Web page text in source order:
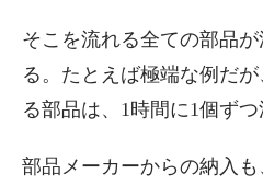
そこを流れる全ての部品
る。たとえば極端な例だ
る部品は、1時間に1個ずつ
部品メーカーからの納入